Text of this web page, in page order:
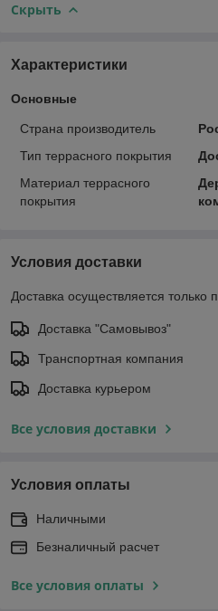
Скрыть
Характеристики
Основные
Страна производитель
Тип террасного покрытия
Материал террасного
покрытия
Условия доставки
Доставка осуществляется только
Доставка "Самовывоз"
Транспортная компания
Доставка курьером
Все условия доставки
Условия оплаты
Наличными
Безналичный расчет
Все условия оплаты